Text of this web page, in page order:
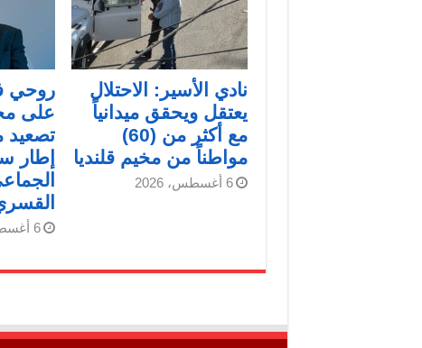
نادي الأسير: الاحتلال
يعتقل ويحقق ميدانياً
مع أكثر من (60)
مواطناً من مخيم قلنديا
6 أغسطس، 2026
روحي
على
تصعيد
إطار
6 أغسطس، 2026